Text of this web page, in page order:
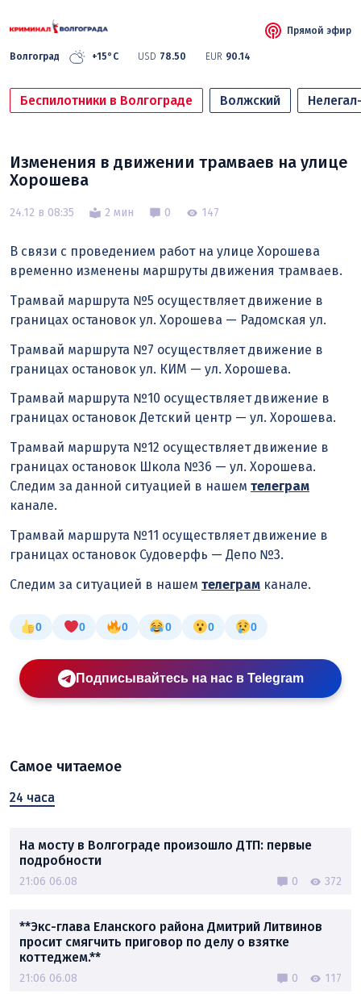
Волгоград +15°C USD 78.50 EUR 90.14
Прямой эфир
Беспилотники в Волгограде Волжский
Изменения в движении трамваев на улице
Хорошева
24.12 в 08:35 2 мин 0 147
В связи с проведением работ на улице Хорошева
временно изменены маршруты движения трамваев.
Трамвай маршрута №5 осуществляет движение в
границах остановок ул. Хорошева — Радомская ул.
Трамвай маршрута №7 осуществляет движение в
границах остановок ул. КИМ — ул. Хорошева.
Трамвай маршрута №10 осуществляет движение в
границах остановок Детский центр — ул. Хорошева.
Трамвай маршрута №12 осуществляет движение в
границах остановок Школа №36 — ул. Хорошева.
Следим за данной ситуацией в нашем телеграм
канале.
Трамвай маршрута №11 осуществляет движение в
границах остановок Судоверфь — Депо №3.
Следим за ситуацией в нашем телеграм канале.
0 0 0 0 0 0
Подписывайтесь на нас в Telegram
Самое читаемое
24 часа
На мосту в Волгограде произошло ДТП: первые
подробности
21:06 06.08 0 372
**Экс-глава Еланского района Дмитрий Литвинов
просит смягчить приговор по делу о взятке
коттеджем.**
21:06 06.08 0 117